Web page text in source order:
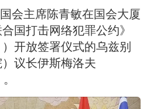
会主席陈青敏在国会大厦
国打击网络犯罪公约》
）开放签署仪式的乌兹别
议长伊斯梅洛夫